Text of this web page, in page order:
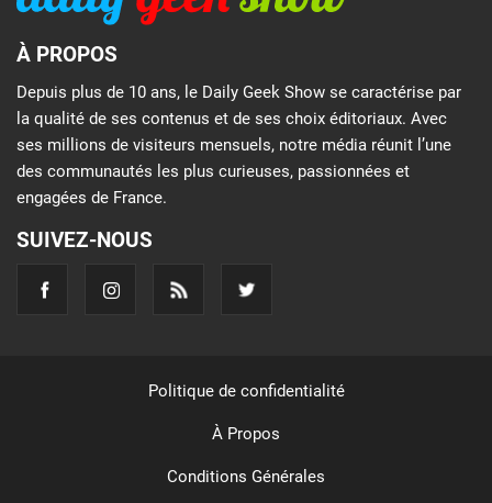
À PROPOS
Depuis plus de 10 ans, le Daily Geek Show se caractérise par
la qualité de ses contenus et de ses choix éditoriaux. Avec
ses millions de visiteurs mensuels, notre média réunit l’une
des communautés les plus curieuses, passionnées et
engagées de France.
SUIVEZ-NOUS
Politique de confidentialité
À Propos
Conditions Générales